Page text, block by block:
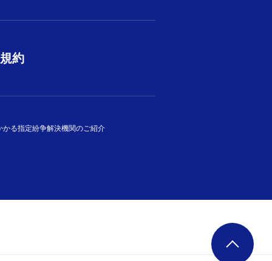
約
かる指定紛争解決機関のご紹介